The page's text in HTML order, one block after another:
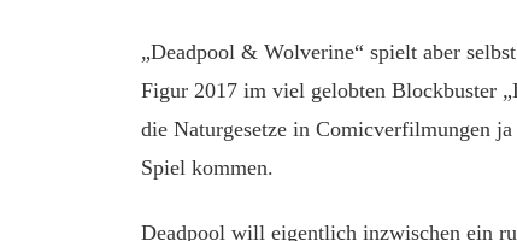
„Deadpool & Wolverine“ spielt aber
Figur 2017 im viel gelobten Blockbuster
die Naturgesetze in Comicverfilmungen
Spiel kommen.
Deadpool will eigentlich inzwischen ein